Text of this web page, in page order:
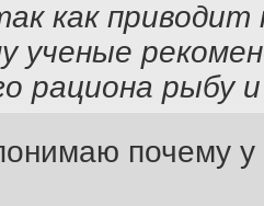
как
ученые
рациона рыбу
почему